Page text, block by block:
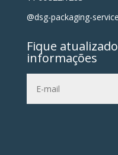
@dsg-packaging-
Fique
informações